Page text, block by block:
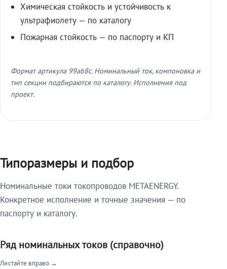
Химическая стойкость и устойчивость к
ультрафиолету — по каталогу
Пожарная стойкость — по паспорту и КП
Формат артикула 99ab8c. Номинальный ток, компоновка и
тип секции подбираются по каталогу. Исполнения под
проект.
Типоразмеры и подбор
Номинальные токи токопроводов METAENERGY.
Конкретное исполнение и точные значения — по
паспорту и каталогу.
Ряд номинальных токов (справочно)
Листайте вправо →